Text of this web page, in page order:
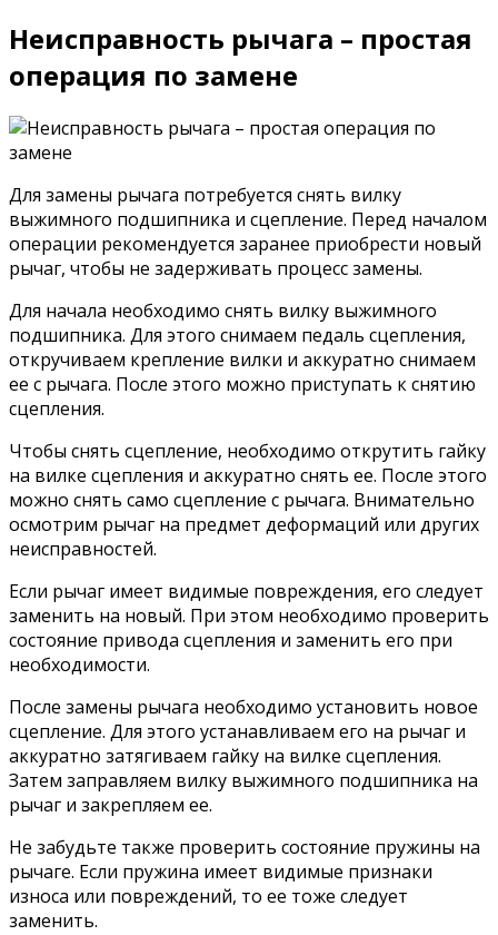
Неисправность рычага – простая
операция по замене
Для замены рычага потребуется снять вилку
выжимного подшипника и сцепление. Перед началом
операции рекомендуется заранее приобрести новый
рычаг, чтобы не задерживать процесс замены.
Для начала необходимо снять вилку выжимного
подшипника. Для этого снимаем педаль сцепления,
откручиваем крепление вилки и аккуратно снимаем
ее с рычага. После этого можно приступать к снятию
сцепления.
Чтобы снять сцепление, необходимо открутить гайку
на вилке сцепления и аккуратно снять ее. После этого
можно снять само сцепление с рычага. Внимательно
осмотрим рычаг на предмет деформаций или других
неисправностей.
Если рычаг имеет видимые повреждения, его следует
заменить на новый. При этом необходимо проверить
состояние привода сцепления и заменить его при
необходимости.
После замены рычага необходимо установить новое
сцепление. Для этого устанавливаем его на рычаг и
аккуратно затягиваем гайку на вилке сцепления.
Затем заправляем вилку выжимного подшипника на
рычаг и закрепляем ее.
Не забудьте также проверить состояние пружины на
рычаге. Если пружина имеет видимые признаки
износа или повреждений, то ее тоже следует
заменить.